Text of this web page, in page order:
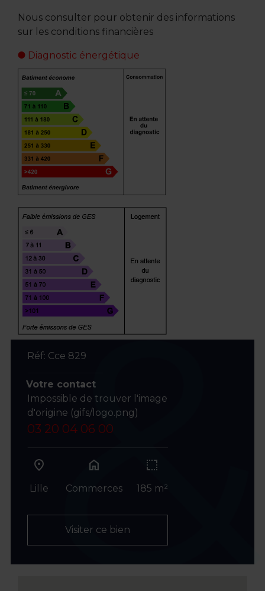
Nous consulter pour obtenir des informations
sur les conditions financières
Diagnostic énergétique
Réf: Cce 829
Votre contact
Impossible de trouver l'image
d'origine (gifs/logo.png)
03 20 04 06 00
Lille
home
Commerces 185 m²
Visiter ce bien